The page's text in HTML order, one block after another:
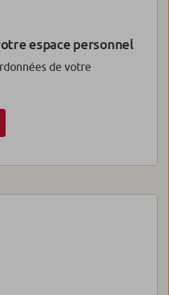
espace personnel
de votre